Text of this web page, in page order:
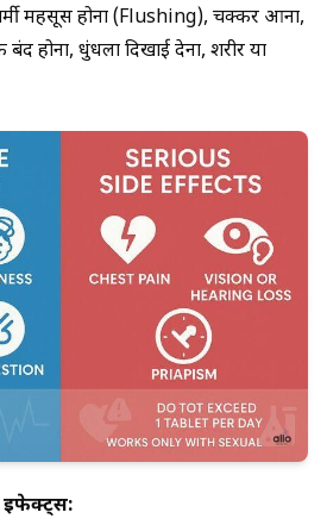
महसूस होना (Flushing), चक्कर आना,
होना, धुंधला दिखाई देना, शरीर या
इफेक्ट्स: